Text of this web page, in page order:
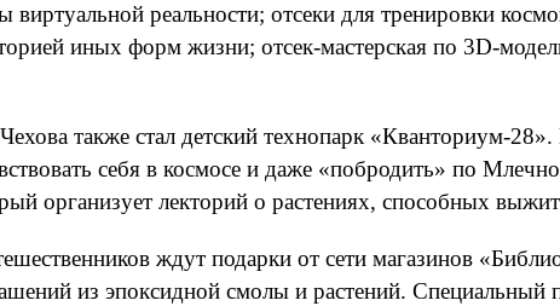
реальности; отсеки для тренировки
иных форм жизни; отсек-мастерская по 3D-
также стал детский технопарк «Кванториум-
себя в космосе и даже «побродить» по
организует лекторий о растениях, способных
ждут подарки от сети магазинов
из эпоксидной смолы и растений.